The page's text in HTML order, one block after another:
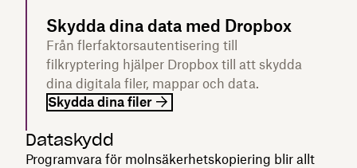
Skydda dina data med Dropbox
Från flerfaktorsautentisering till
filkryptering hjälper Dropbox till att skydda
dina digitala filer, mappar och data.
Skydda dina filer
Dataskydd
Programvara för molnsäkerhetskopiering blir allt